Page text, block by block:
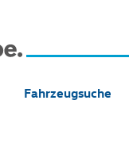
Fahrzeugsuche